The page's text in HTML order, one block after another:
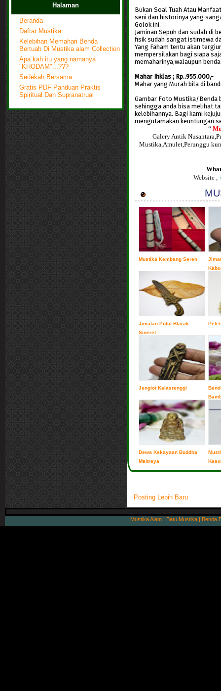
Halaman
Beranda
Daftar Mustika
Kelebihan Memahari Benda
Bertuah Di Mustika alam Collection
Apa kah itu yang namanya
"KHODAM"...???
Sedekah Bersama
Gratis PDF Panduan Praktis
Spiritual Dan Supranatrual
Bukan Soal Tuah Atau
seni dan historinya yang
Golok ini.
Jaminan Sepuh dan sudah di
fisik sudah sangat istimewa
Yang Faham tentu akan
mempersilakan bagi siapa
memaharinya,walaupun
Mahar Ihklas ; Rp..955.000,-
Mahar yang Murah bila di
Gambar Foto Mustika/Benda
sehingga anda bisa melihat
kelebihannya. Bagi kami
mengutamakan keuntungan
“
Galery Antik
Mustika,Amulet,Perunggu
Website ;
Mustika Kembang Sereh
Jimatan Putut Blarak
Sineret
Jenglot Kalasrenggi
Dewa Kekayaan Buddha
Maitreya
Posting Lebih Baru
Mustika Alam | Batu Mustika | Benda